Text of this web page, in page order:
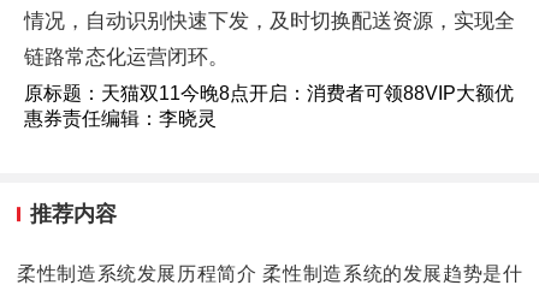
情况，自动识别快速下发，及时切换配送资源，实现全
链路常态化运营闭环。
原标题：天猫双11今晚8点开启：消费者可领88VIP大额优
惠券责任编辑：李晓灵
推荐内容
柔性制造系统发展历程简介 柔性制造系统的发展趋势是什